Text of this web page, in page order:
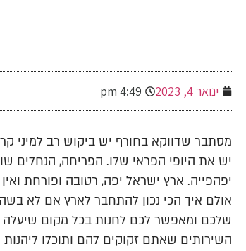
ינואר 4, 2023 4:49 pm
מסתבר שדווקא בחורף יש ביקוש רב למיני
יש את היופי הפראי שלו. הפריחה, הנחלים
יפהפייה. ארץ ישראל יפה, רטובה ופורחת
אולם איך הכי נכון להתחבר לארץ אם לא
שלכם ומאפשר לכם לחנות בכל מקום שיעלה
השירותים שאתם זקוקים להם ותוכלו